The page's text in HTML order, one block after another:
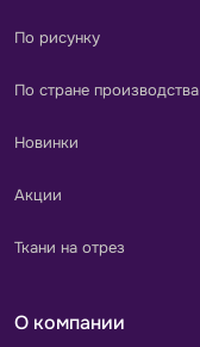
По рисунку
По стране производства
Новинки
Акции
Ткани на отрез
О компании